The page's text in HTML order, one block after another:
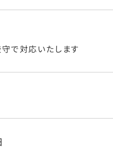
で対応いたします